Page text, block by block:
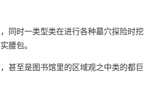
同时一类型类在进行各种墓穴探险时挖
腰包。
甚至是图书馆里的区域观之中类的都巨